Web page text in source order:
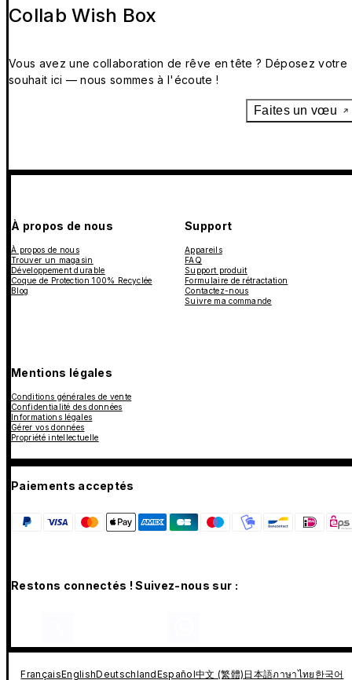
Collab Wish Box
Vous avez une collaboration de rêve en tête ? Déposez votre
souhait ici — nous sommes à l'écoute !
Faites un vœu
À propos de nous
À propos de nous
Trouver un magasin
Développement durable
Coque de Protection 100% Recyclée
Blog
Support
Appareils
FAQ
Support produit
Formulaire de rétractation
Contactez-nous
Suivre ma commande
Mentions légales
Conditions générales de vente
Confidentialité des données
Informations légales
Gérer vos données
Propriété intellectuelle
Paiements acceptés
Restons connectés ! Suivez-nous sur :
FrançaisEnglishDeutschlandEspañol中文 (繁體) 日本語ภาษาไทย 한국어